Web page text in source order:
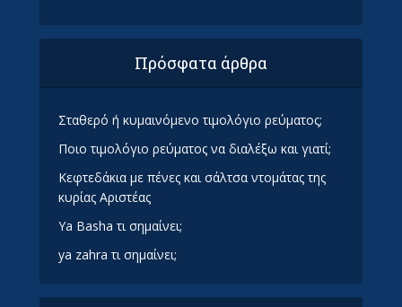
Πρόσφατα άρθρα
Σταθερό ή κυμαινόμενο τιμολόγιο ρεύματος;
Ποιο τιμολόγιο ρεύματος να διαλέξω και γιατί;
Κεφτεδάκια με πένες και σάλτσα ντομάτας της
κυρίας Αριστέας
Ya Basha τι σημαίνει;
ya zahra τι σημαίνει;